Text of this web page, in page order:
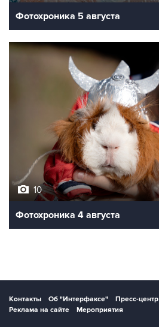
Фотохроника 5 августа
10
Фотохроника 4 августа
Контакты Об "Интерфаксе" Пресс-центр
Реклама на сайте
Мероприятия